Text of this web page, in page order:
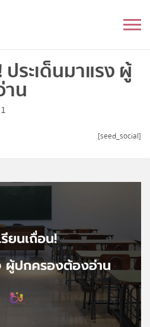
โปรไฟล์
ประเด็นมาแรง ผู้
น
[seed_social]